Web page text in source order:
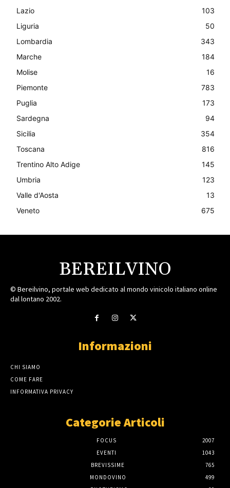
Lazio
103
Liguria
50
Lombardia
343
Marche
184
Molise
16
Piemonte
783
Puglia
173
Sardegna
94
Sicilia
354
Toscana
816
Trentino Alto Adige
145
Umbria
123
Valle d'Aosta
13
Veneto
675
BEREILVINO
© Bereilvino, portale web dedicato al mondo vinicolo italiano online
dal lontano 2002.
Informazioni
CHI SIAMO
COME FARE
INFORMATIVA PRIVACY
Categorie Articoli
FOCUS
2007
EVENTI
1043
BREVISSIME
765
MONDOVINO
499